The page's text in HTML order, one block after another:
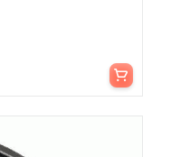
Aggiungi al carrello